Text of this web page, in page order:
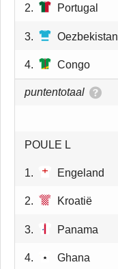
2. Portugal
3. Oezbekistan
4. Congo
puntentotaal
POULE L
1. Engeland
2. Kroatië
3. Panama
4. Ghana